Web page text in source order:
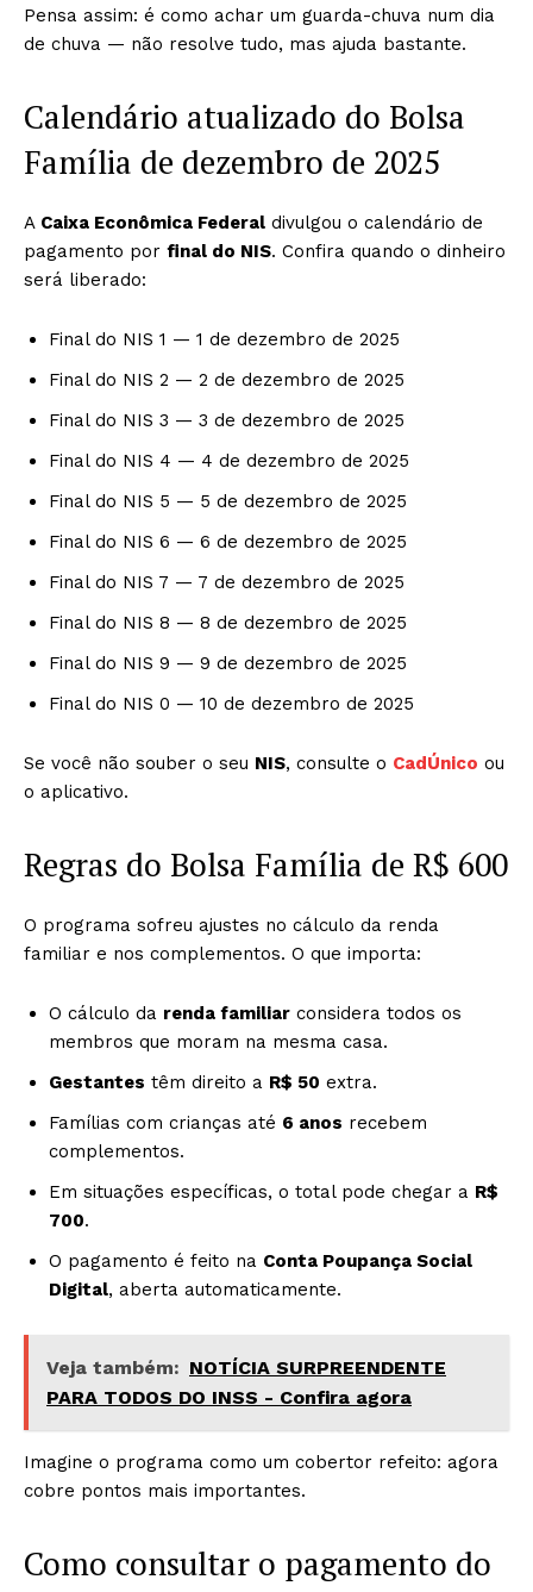
Pensa assim: é como achar um guarda-chuva num dia
de chuva — não resolve tudo, mas ajuda bastante.
Calendário atualizado do Bolsa
Família de dezembro de 2025
A Caixa Econômica Federal divulgou o calendário de
pagamento por final do NIS. Confira quando o dinheiro
será liberado:
Final do NIS 1 — 1 de dezembro de 2025
Final do NIS 2 — 2 de dezembro de 2025
Final do NIS 3 — 3 de dezembro de 2025
Final do NIS 4 — 4 de dezembro de 2025
Final do NIS 5 — 5 de dezembro de 2025
Final do NIS 6 — 6 de dezembro de 2025
Final do NIS 7 — 7 de dezembro de 2025
Final do NIS 8 — 8 de dezembro de 2025
Final do NIS 9 — 9 de dezembro de 2025
Final do NIS 0 — 10 de dezembro de 2025
Se você não souber o seu NIS, consulte o CadÚnico ou
o aplicativo.
Regras do Bolsa Família de R$ 600
O programa sofreu ajustes no cálculo da renda
familiar e nos complementos. O que importa:
O cálculo da renda familiar considera todos os
membros que moram na mesma casa.
Gestantes têm direito a R$ 50 extra.
Famílias com crianças até 6 anos recebem
complementos.
Em situações específicas, o total pode chegar a R$
700.
O pagamento é feito na Conta Poupança Social
Digital, aberta automaticamente.
Veja também: NOTÍCIA SURPREENDENTE
PARA TODOS DO INSS - Confira agora
Imagine o programa como um cobertor refeito: agora
cobre pontos mais importantes.
Como consultar o pagamento do